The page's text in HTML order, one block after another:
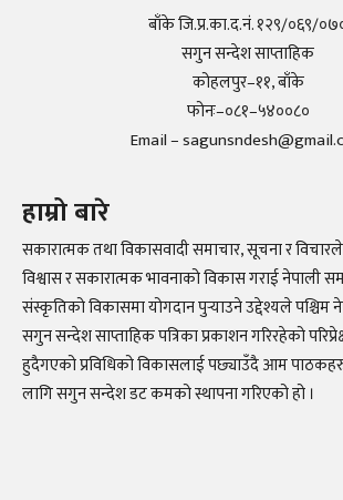
बाँके जि.प्र.का.द.नं. १२९/०६९/
सगुन सन्देश साप्ताहिक
कोहलपुर–११, बाँके
फोनः–०८१–५४००८०
Email –
हाम्रो बारे
सकारात्मक तथा विकासवादी समाचार, सूचना र
विश्वास र सकारात्मक भावनाको विकास गराई नेपाली
संस्कृतिको विकासमा योगदान पुर्‍याउने उद्देश्यले
सगुन सन्देश साप्ताहिक पत्रिका प्रकाशन गरिरहेको
हुदैगएको प्रविधिको विकासलाई पछ्याउँदै आम
लागि सगुन सन्देश डट कमको स्थापना गरिएको हो ।